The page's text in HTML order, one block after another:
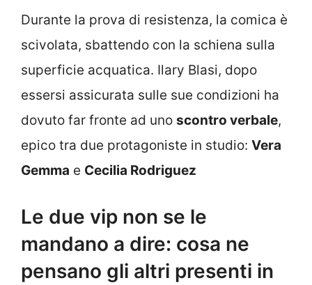
Durante la prova di resistenza, la comica è
scivolata, sbattendo con la schiena sulla
superficie acquatica. Ilary Blasi, dopo
essersi assicurata sulle sue condizioni ha
dovuto far fronte ad uno scontro verbale,
epico tra due protagoniste in studio: Vera
Gemma e Cecilia Rodriguez
Le due vip non se le
mandano a dire: cosa ne
pensano gli altri presenti in